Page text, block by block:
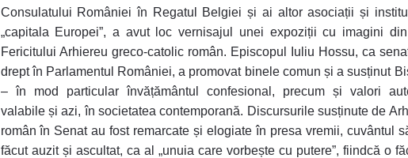
Consulatului României în Regatul Belgiei și ai altor asociații și
„capitala Europei”, a avut loc vernisajul unei expoziții cu imagini
Fericitului Arhiereu greco-catolic român. Episcopul Iuliu Hossu, ca
drept în Parlamentul României, a promovat binele comun și a susținut
– în mod particular învățământul confesional, precum și valori
valabile și azi, în societatea contemporană. Discursurile susținute de
român în Senat au fost remarcate și elogiate în presa vremii, cuvântul
făcut auzit și ascultat, ca al „unuia care vorbește cu putere”, fiindcă o